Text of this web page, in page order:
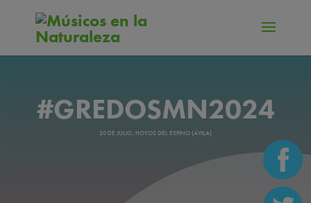
#GREDOSMN2024
20 DE JULIO, HOYOS DEL ESPINO (ÁVILA)